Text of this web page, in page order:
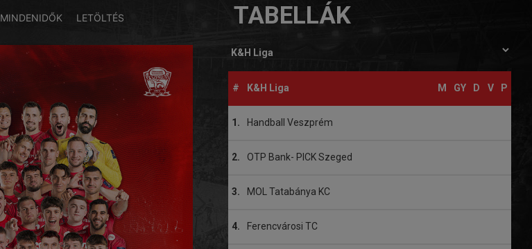
MINDENIDŐK LETÖLTÉS TABELLÁK
# K&H Liga M GY D V P
1. Handball Veszprém
2. OTP Bank- PICK Szeged
3. MOL Tatabánya KC
4. Ferencvárosi TC